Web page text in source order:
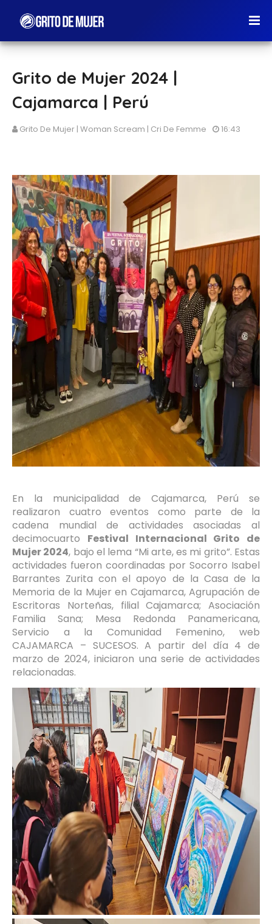
Grito de Mujer 2024 |
Cajamarca | Perú
Grito De Mujer | Woman Scream | Cri De Femme 16:43
En la municipalidad de Cajamarca, Perú se
realizaron cuatro eventos como parte de la
cadena mundial de actividades asociadas al
decimocuarto Festival Internacional Grito de
Mujer 2024, bajo el lema “Mi arte, es mi grito”. Estas
actividades fueron coordinadas por Socorro Isabel
Barrantes Zurita con el apoyo de la Casa de la
Memoria de la Mujer en Cajamarca, Agrupación de
Escritoras Norteñas, filial Cajamarca; Asociación
Familia Sana; Mesa Redonda Panamericana,
Servicio a la Comunidad Femenino, web
CAJAMARCA – SUCESOS. A partir del día 4 de
marzo de 2024, iniciaron una serie de actividades
relacionadas.